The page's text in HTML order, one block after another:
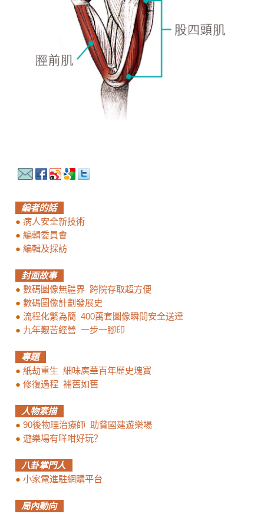
編者的話
● 病人安全新技術
● 編輯委員會
● 編輯及採訪
封面故事
● 數碼圖像無疆界 跨院存取超方便
● 數碼圖像計劃發展史
● 流程化繁為簡 400萬套圖像瞬間安全送達
● 九年艱苦經營 一步一腳印
專題
● 紙劫重生 細味廣華百年歷史瑰寶
● 修復過程 補舊如舊
人物素描
● 90後物理治療師 助貧國建遊樂場
● 遊樂場有咩咁好玩？
八卦掌門人
● 小家電進駐網購平台
局內動向